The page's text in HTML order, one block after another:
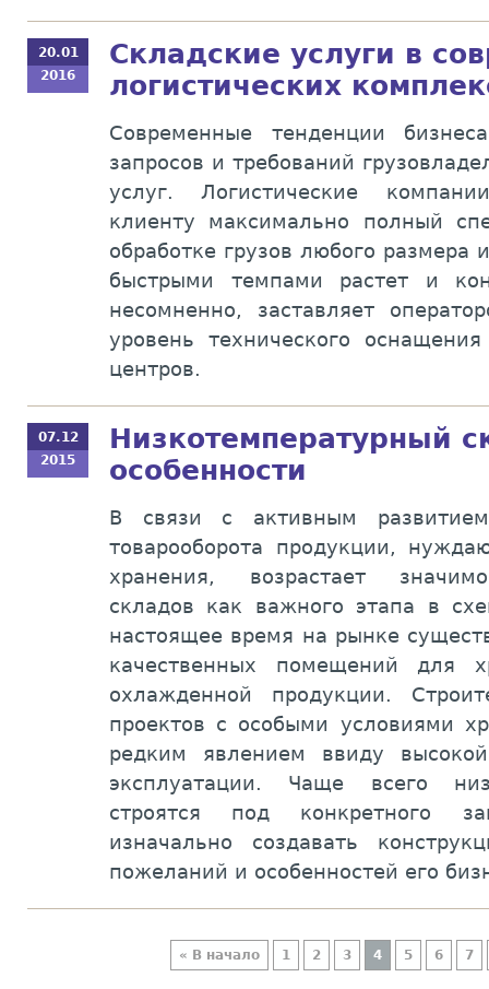
20.01
2016
Складские услуги в
логистических
Современные тенденции
запросов и требований
услуг. Логистические
клиенту максимально полный
обработке грузов любого
быстрыми темпами растет и
несомненно, заставляет
уровень технического
центров.
07.12
2015
Низкотемпературный
особенности
В связи с активным
товарооборота продукции,
хранения, возрастает
складов как важного этапа в
настоящее время на рынке
качественных помещений для
охлажденной продукции.
проектов с особыми условиями
редким явлением ввиду
эксплуатации. Чаще всего
строятся под конкретного
изначально создавать
пожеланий и особенностей его
« В начало 1 2 3 4 5 6 7